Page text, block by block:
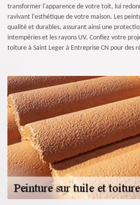
transformer l'apparence de votre toit, lui
ravivant l'esthétique de votre maison. Les
qualité et durables, assurant ainsi une
intempéries et les rayons UV. Confiez votre
toiture à Saint Leger à Entreprise CN pour des